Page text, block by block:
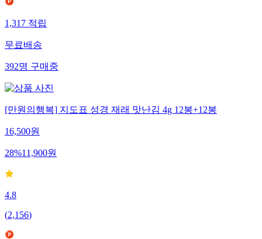
1,317 적립
무료배송
392명 구매중
[만원의행복] 지도표 성경 재래 맛난김 4g 12봉+12봉
16,500원
28%11,900원
4.8
(2,156)